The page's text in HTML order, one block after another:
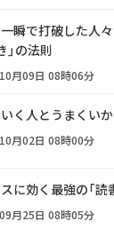
瞬で打破した人々
」の法則
月09日 08時06分
く人とうまくい
月02日 08時00分
に効く最強の「読
月25日 08時05分